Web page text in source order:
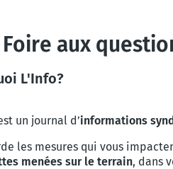
aux
L'Info?
un journal d’informations
les mesures qui vous
menées sur le terrain, dans